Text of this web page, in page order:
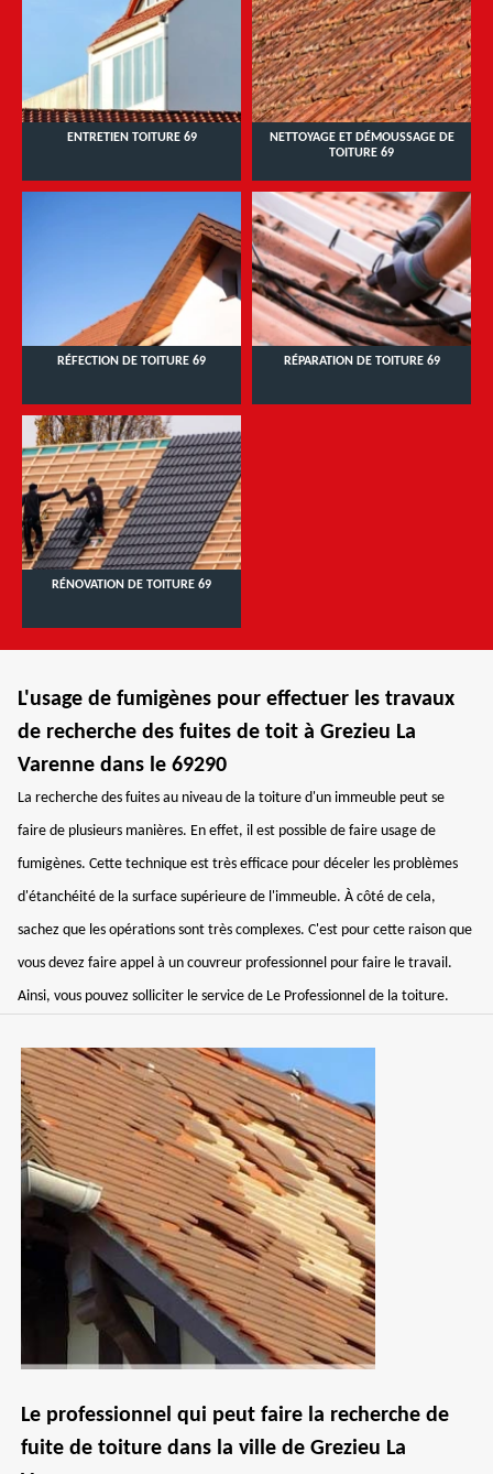
ENTRETIEN TOITURE 69
NETTOYAGE ET DÉMOUSSAGE DE
TOITURE 69
RÉFECTION DE TOITURE 69 RÉPARATION DE TOITURE 69
RÉNOVATION DE TOITURE 69
L'usage de fumigènes pour effectuer les travaux
de recherche des fuites de toit à Grezieu La
Varenne dans le 69290
La recherche des fuites au niveau de la toiture d'un immeuble peut se
faire de plusieurs manières. En effet, il est possible de faire usage de
fumigènes. Cette technique est très efficace pour déceler les problèmes
d'étanchéité de la surface supérieure de l'immeuble. À côté de cela,
sachez que les opérations sont très complexes. C'est pour cette raison que
vous devez faire appel à un couvreur professionnel pour faire le travail.
Ainsi, vous pouvez solliciter le service de Le Professionnel de la toiture.
Le professionnel qui peut faire la recherche de
fuite de toiture dans la ville de Grezieu La